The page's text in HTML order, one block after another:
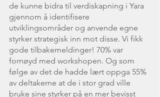
de kunne bidra til verdiskapning i Yara
gjennom å identifisere
utviklingsområder og anvende egne
styrker strategisk inn mot disse. Vi fikk
gode tilbakemeldinger! 70% var
fornøyd med workshopen. Og som
følge av det de hadde lært oppga 55%
av deltakerne at de i stor grad ville
bruke sine styrker på en mer bevisst